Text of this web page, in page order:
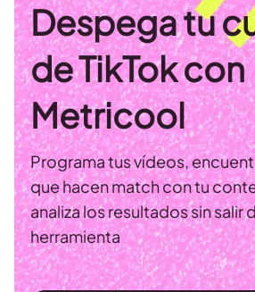
Despega tu
de TikTok con
Metricool
Programa tus vídeos,
que hacen match con tu
analiza los resultados sin salir
herramienta